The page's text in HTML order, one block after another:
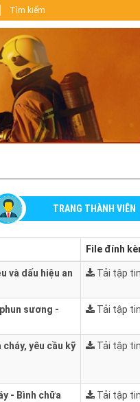
Tìm kiếm
TRANG THÀNH VIÊN
File đính
và dấu hiệu an
Tải tập tin
sương -
Tải tập tin
yêu cầu kỹ
Tải tập tin
- Bình chữa
Tải tập tin